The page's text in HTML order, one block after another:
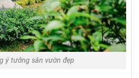
ý tưởng sân vườn đẹp